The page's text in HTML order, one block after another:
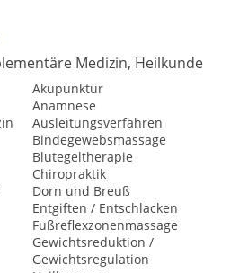
Medizin, Heilkunde
Akupunktur
Anamnese
Ausleitungsverfahren
Bindegewebsmassage
Blutegeltherapie
Chiropraktik
Dorn und Breuß
Entgiften / Entschlacken
Fußreflexzonenmassage
Gewichtsreduktion /
Gewichtsregulation